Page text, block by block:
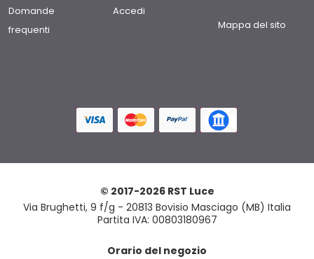
Domande
frequenti
Accedi
Mappa del sito
© 2017-2026 RST Luce
Via Brughetti, 9 f/g - 20813 Bovisio Masciago (MB) Italia
Partita IVA: 00803180967
Orario del negozio